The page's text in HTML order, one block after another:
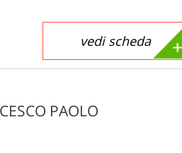
vedi scheda
PAOLO